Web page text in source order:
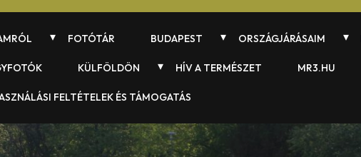
FOTÓTÁR BUDAPEST ORSZÁGJÁRÁSAIM
KÜLFÖLDÖN HÍV A TERMÉSZET MR3.HU
FELTÉTELEK ÉS TÁMOGATÁS